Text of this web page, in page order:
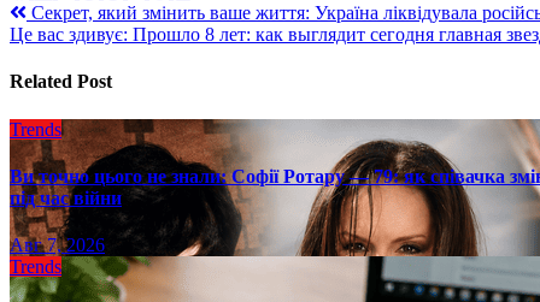
Навигация
по
записям
Секрет, який змінить ваше життя: Україна ліквідувала
Це вас здивує: Прошло 8 лет: как выглядит сегодня
Related Post
Trends
Ви точно цього не знали: Софії Ротару — 79: як співачка
під час війни
Авг 7, 2026
Trends